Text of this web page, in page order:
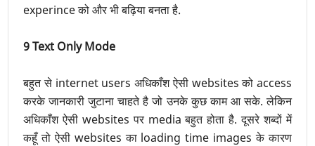
experince को और भी बढ़िया बनता है.
9 Text Only Mode
बहुत से internet users अधिकाँश ऐसी websites को access
करके जानकारी जुटाना चाहते है जो उनके कुछ काम आ सके. लेकिन
अधिकाँश ऐसी websites पर media बहुत होता है. दूसरे शब्दों में
कहूँ तो ऐसी websites का loading time images के कारण